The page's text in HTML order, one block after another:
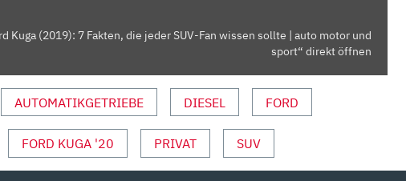
Kuga (2019): 7 Fakten, die jeder SUV-Fan wissen sollte | auto motor und
sport“ direkt öffnen
AUTOMATIKGETRIEBE DIESEL FORD
FORD KUGA '20 PRIVAT SUV